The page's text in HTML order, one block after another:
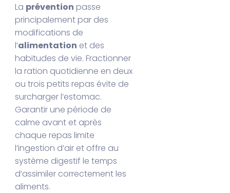
La prévention passe
principalement par des
modifications de
l’alimentation et des
habitudes de vie. Fractionner
la ration quotidienne en deux
ou trois petits repas évite de
surcharger l’estomac.
Garantir une période de
calme avant et après
chaque repas limite
l’ingestion d’air et offre au
système digestif le temps
d’assimiler correctement les
aliments.